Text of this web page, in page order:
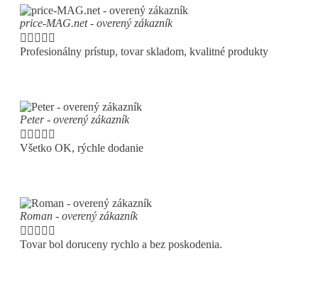
price-MAG.net - overený zákazník
    
Profesionálny prístup, tovar skladom, kvalitné produkty
Peter - overený zákazník
    
Všetko OK, rýchle dodanie
Roman - overený zákazník
    
Tovar bol doruceny rychlo a bez poskodenia.